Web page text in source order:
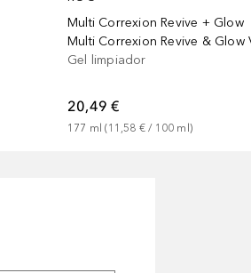
Multi Correxion Revive + Glow
Multi Correxion Revive & Glow
Gel limpiador
20,49 €
177 ml (11,58 € / 100 ml)